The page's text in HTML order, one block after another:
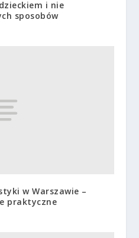
i nie
sposobów
w Warszawie –
praktyczne